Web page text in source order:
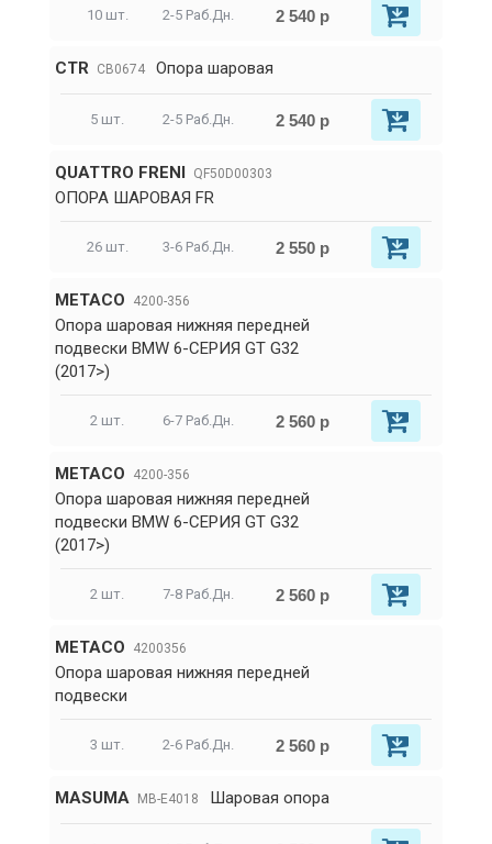
10 шт. 2-5 Раб.Дн. 2 540 р
CTR CB0674 Опора шаровая
5 шт. 2-5 Раб.Дн. 2 540 р
QUATTRO FRENI QF50D00303
ОПОРА ШАРОВАЯ FR
26 шт. 3-6 Раб.Дн. 2 550 р
METACO 4200-356
Опора шаровая нижняя передней
подвески BMW 6-СЕРИЯ GT G32
(2017>)
2 шт. 6-7 Раб.Дн. 2 560 р
METACO 4200-356
Опора шаровая нижняя передней
подвески BMW 6-СЕРИЯ GT G32
(2017>)
2 шт. 7-8 Раб.Дн. 2 560 р
METACO 4200356
Опора шаровая нижняя передней
подвески
3 шт. 2-6 Раб.Дн. 2 560 р
MASUMA MB-E4018 Шаровая опора